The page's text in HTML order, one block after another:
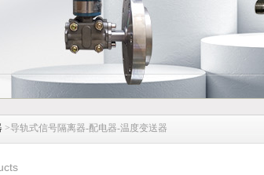
>导轨式信号隔离器-配电器-温度变送器